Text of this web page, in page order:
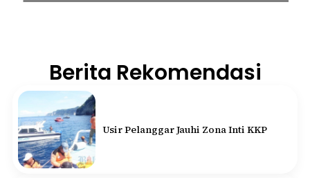
Berita Rekomendasi
Usir Pelanggar Jauhi Zona Inti KKP